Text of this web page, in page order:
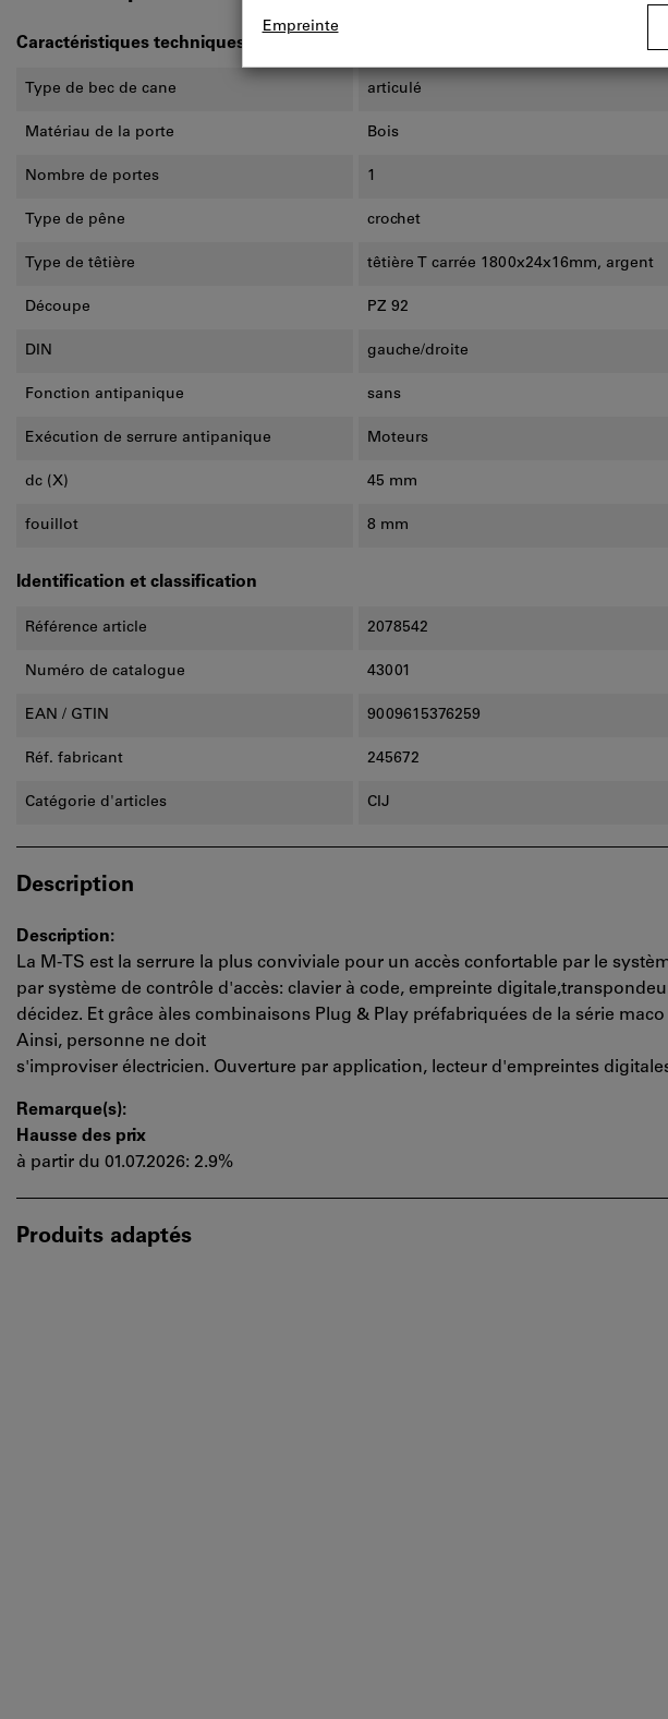
Caractéristiques techniques
Type de bec de cane articulé
Matériau de la porte Bois
Nombre de portes 1
Type de pêne crochet
Type de têtière têtière T carrée 1800x24x16mm, argent
Découpe PZ 92
DIN gauche/droite
Fonction antipanique sans
Exécution de serrure antipanique Moteurs
dc (X) 45 mm
fouillot 8 mm
Identification et classification
Référence article 2078542
Numéro de catalogue 43001
EAN / GTIN 9009615376259
Réf. fabricant 245672
Catégorie d'articles CIJ
Description
Description:
La M-TS est la serrure la plus conviviale pour un accès confortable par le
par système de contrôle d'accès: clavier à code, empreinte
décidez. Et grâce àles combinaisons Plug & Play préfabriquées de la série
Ainsi, personne ne doit
s'improviser électricien. Ouverture par application, lecteur d'empreintes
Remarque(s):
Hausse des prix
à partir du 01.07.2026: 2.9%
Produits adaptés